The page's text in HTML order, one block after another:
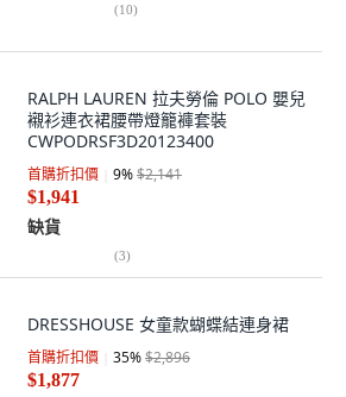
(10)
RALPH LAUREN 拉夫勞倫 POLO 嬰兒
襯衫連衣裙腰帶燈籠褲套裝
CWPODRSF3D20123400
首購折扣價 9%$2,141
$1,941
缺貨
(3)
DRESSHOUSE 女童款蝴蝶結連身裙
首購折扣價 35%$2,896
$1,877